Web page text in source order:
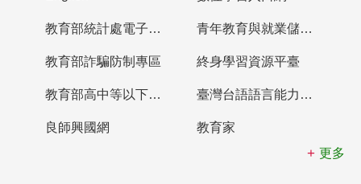
教育部統計處電子書櫃 青年教育與就業儲蓄帳戶
教育部詐騙防制專區 終身學習資源平臺
教育部高中等以下學校及幼兒園教師資格檢定考試 臺灣台語語言能力認證網站
良師興國網
教育家
更多